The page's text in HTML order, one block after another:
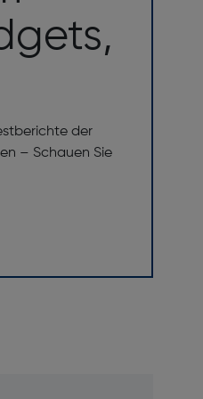
der
– Schauen Sie